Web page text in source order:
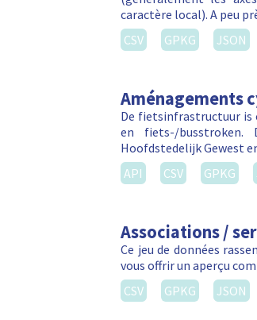
caractère local). A peu
CSV
GPKG JSON
Aménagements
De fietsinfrastructuur is
en fiets-/
Hoofdstedelijk Gewest
API
CSV GPKG
Associations /
Ce jeu de données
vous offrir un aperçu
CSV
GPKG JSON